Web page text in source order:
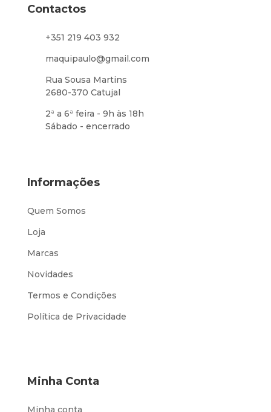
Contactos
+351 219 403 932
maquipaulo@gmail.com
Rua Sousa Martins
2680-370 Catujal
2ª a 6ª feira - 9h às 18h
Sábado - encerrado
Informações
Quem Somos
Loja
Marcas
Novidades
Termos e Condições
Política de Privacidade
Minha Conta
Minha conta